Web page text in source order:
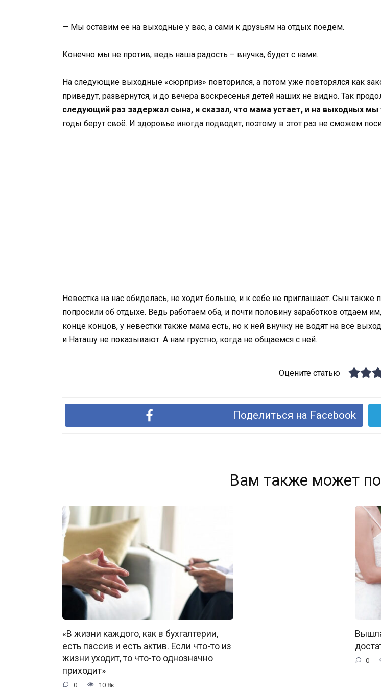
— Мы оставим ее на выходные у вас, а сами к друзьям на отдых поедем.
Конечно мы не против, ведь наша радость – внучка, будет с нами.
На следующие выходные «сюрприз» повторился, а потом уже повторялся как
приведут, развернутся, и до вечера воскресенья детей наших не видно. Так
следующий раз задержал сына, и сказал, что мама устает, и на выходных мы
годы берут своё. И здоровье иногда подводит, поэтому в этот раз не сможем
Невестка на нас обиделась, не ходит больше, и к себе не приглашает. Сын
попросили об отдыхе. Ведь работаем оба, и почти половину заработков отдаем
конце концов, у невестки также мама есть, но к ней внучку не водят на все
и Наташу не показывают. А нам грустно, когда не общаемся с ней.
Оцените статью
Поделиться на Facebook
Вам также может
«В жизни каждого, как в бухгалтерии,
есть пассив и есть актив. Если что-то из
жизни уходит, то что-то однозначно
приходит»
0 10.8к.
0